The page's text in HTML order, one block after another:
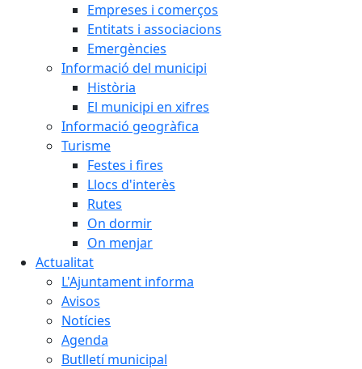
Empreses i comerços
Entitats i associacions
Emergències
Informació del municipi
Història
El municipi en xifres
Informació geogràfica
Turisme
Festes i fires
Llocs d'interès
Rutes
On dormir
On menjar
Actualitat
L'Ajuntament informa
Avisos
Notícies
Agenda
Butlletí municipal